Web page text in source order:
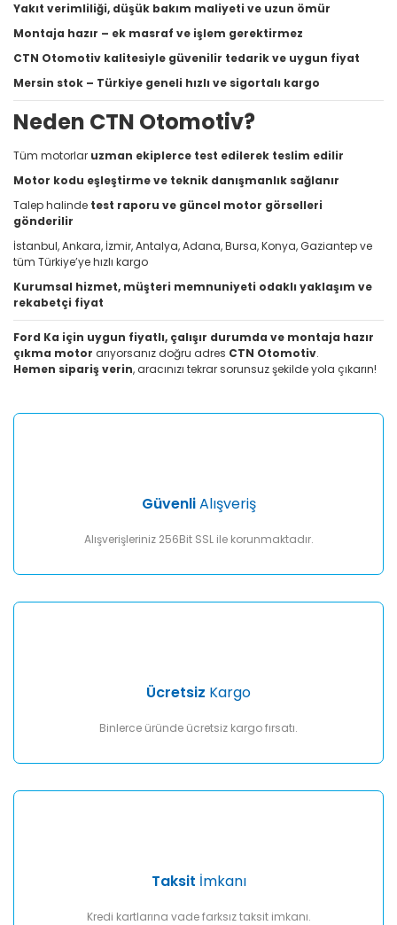
Yakıt verimliliği, düşük bakım maliyeti ve uzun ömür
Montaja hazır – ek masraf ve işlem gerektirmez
CTN Otomotiv kalitesiyle güvenilir tedarik ve uygun fiyat
Mersin stok – Türkiye geneli hızlı ve sigortalı kargo
Neden CTN Otomotiv?
Tüm motorlar uzman ekiplerce test edilerek teslim edilir
Motor kodu eşleştirme ve teknik danışmanlık sağlanır
Talep halinde test raporu ve güncel motor görselleri
gönderilir
İstanbul, Ankara, İzmir, Antalya, Adana, Bursa, Konya, Gaziantep ve
tüm Türkiye’ye hızlı kargo
Kurumsal hizmet, müşteri memnuniyeti odaklı yaklaşım ve
rekabetçi fiyat
Ford Ka için uygun fiyatlı, çalışır durumda ve montaja hazır
çıkma motor arıyorsanız doğru adres CTN Otomotiv.
Hemen sipariş verin, aracınızı tekrar sorunsuz şekilde yola çıkarın!
GüvenliAlışveriş
Alışverişleriniz 256Bit SSL ile korunmaktadır.
Ücretsiz Kargo
Binlerce üründe ücretsiz kargo fırsatı.
Taksit İmkanı
Kredi kartlarına vade farksız taksit imkanı.